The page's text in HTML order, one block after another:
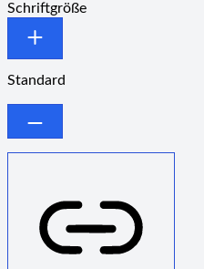
Schriftgröße
Standard